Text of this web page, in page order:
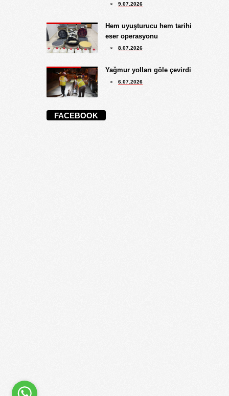
9.07.2026
Hem uyuşturucu hem tarihi
eser operasyonu
8.07.2026
Yağmur yolları göle çevirdi
6.07.2026
FACEBOOK